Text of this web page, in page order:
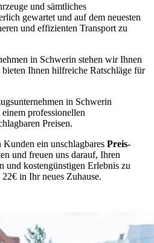
und sämtliches
gewartet und auf dem neuesten
und effizienten Transport zu
in Schwerin stehen wir Ihnen
Ihnen hilfreiche Ratschläge für
in Schwerin
professionellen
Preisen.
ein unschlagbares Preis-
und freuen uns darauf, Ihren
und kostengünstigen Erlebnis zu
in Ihr neues Zuhause.